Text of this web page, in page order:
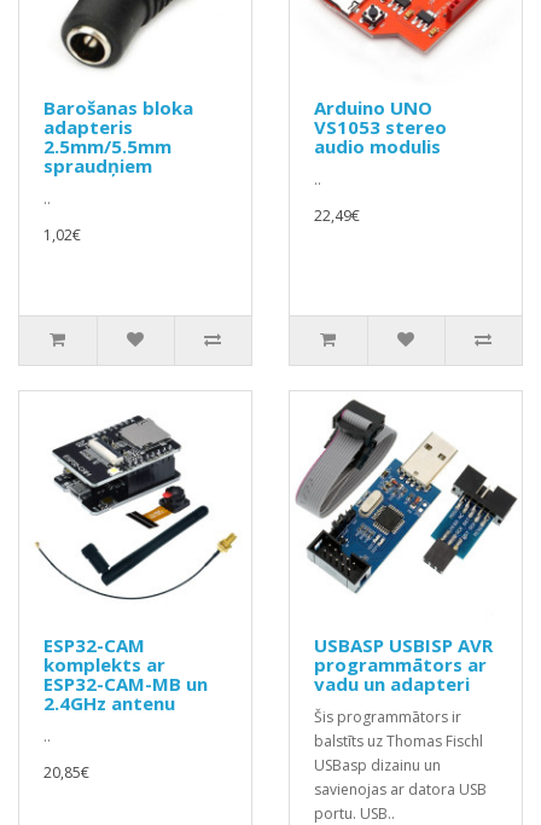
Barošanas bloka
adapteris
2.5mm/5.5mm
spraudņiem
..
1,02€
Arduino UNO
VS1053 stereo
audio modulis
..
22,49€
ESP32-CAM
komplekts ar
ESP32-CAM-MB un
2.4GHz antenu
..
20,85€
USBASP USBISP AVR
programmātors ar
vadu un adapteri
Šis programmātors ir
balstīts uz Thomas Fischl
USBasp dizainu un
savienojas ar datora USB
portu. USB..